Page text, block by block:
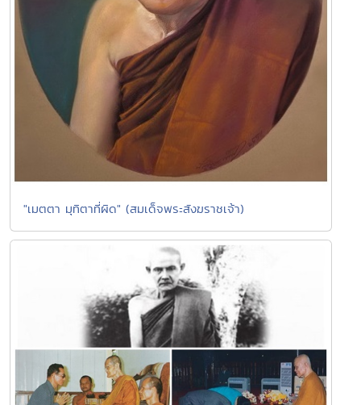
"เมตตา มุทิตาที่ผิด" (สมเด็จพระสังฆราชเจ้า)